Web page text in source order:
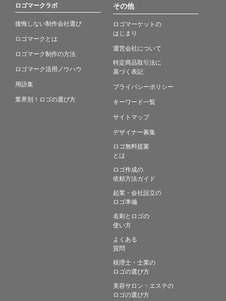
ロゴマークラボ
後悔しない制作会社選び
ロゴマークとは
ロゴマーク制作の方法
ロゴマーク活用ノウハウ
用語集
業界別！ロゴの選び方
その他
ロゴマーケットの
はじまり
運営会社について
特定商品取引法に
基づく表記
プライバシーポリシー
キーワード一覧
サイトマップ
デザイナー募集
ロゴ無料提案
とは
ロゴ作成の
依頼方法ガイド
起業・会社設立の
ロゴ準備
名刺とロゴの
使い方
よくある
質問
税理士・士業の
ロゴの選び方
美容サロン・エステの
ロゴの選び方